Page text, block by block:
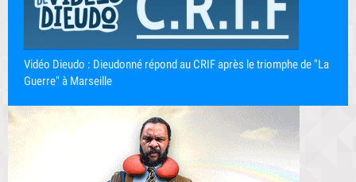
Vidéo Dieudo : Dieudonné répond au CRIF après le triomphe de "La
Guerre" à Marseille